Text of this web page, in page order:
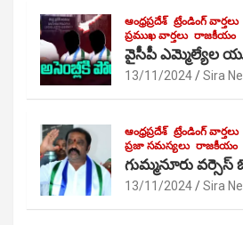
ఆంధ్రప్రదేశ్ ట్రేండింగ్ వార్తలు
ప్రముఖ వార్తలు రాజకీయం
వైసీపీ ఎమ్మెల్యేల
13/11/2024 Sira
ఆంధ్రప్రదేశ్ ట్రేండింగ్ వార్తలు
ప్రజా సమస్యలు రాజకీయం
గుమ్మనూరు వర్సెస్
13/11/2024 Sira